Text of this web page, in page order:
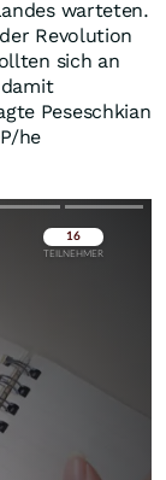
warteten.
Revolution
sich an
Peseschkian
he